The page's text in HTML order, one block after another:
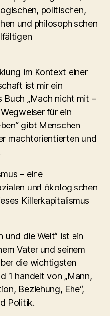
politischen,
und philosophischen
im Kontext einer
ist mir ein
Buch „Mach nicht mit –
für ein
gibt Menschen
machtorientierten und
– eine
und ökologischen
Killerkapitalismus
und die Welt“ ist ein
Vater und seinem
die wichtigsten
1 handelt von „Mann,
Beziehung, Ehe“,
Politik.